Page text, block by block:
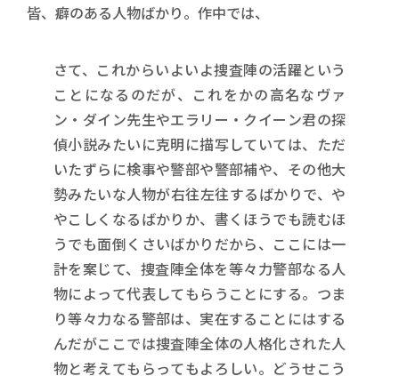
皆、癖のある人物ばかり。作中では、
さて、これからいよいよ捜査陣の活躍という
ことになるのだが、これをかの高名なヴァ
ン・ダイン先生やエラリー・クイーン君の探
偵小説みたいに克明に描写していては、ただ
いたずらに検事や警部や警部補や、その他大
勢みたいな人物が右往左往するばかりで、や
やこしくなるばかりか、書くほうでも読むほ
うでも面倒くさいばかりだから、ここには一
計を案じて、捜査陣全体を等々力警部なる人
物によって代表してもらうことにする。つま
り等々力なる警部は、実在することにはする
んだがここでは捜査陣全体の人格化された人
物と考えてもらってもよろしい。どうせこう